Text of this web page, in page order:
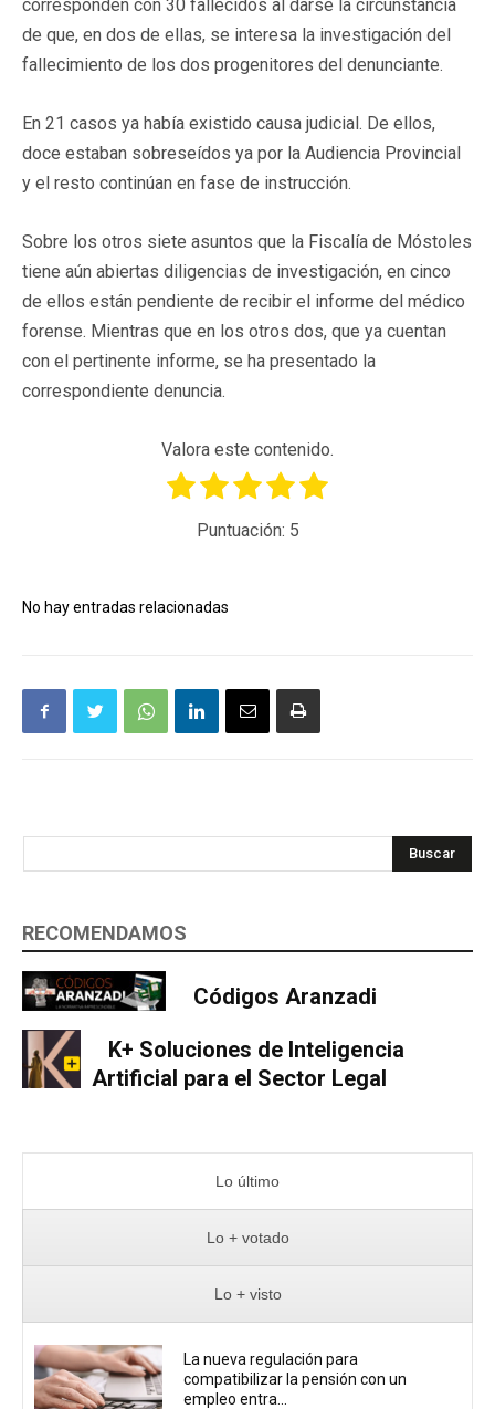
corresponden con 30 fallecidos al darse la circunstancia
de que, en dos de ellas, se interesa la investigación del
fallecimiento de los dos progenitores del denunciante.
En 21 casos ya había existido causa judicial. De ellos,
doce estaban sobreseídos ya por la Audiencia Provincial
y el resto continúan en fase de instrucción.
Sobre los otros siete asuntos que la Fiscalía de Móstoles
tiene aún abiertas diligencias de investigación, en cinco
de ellos están pendiente de recibir el informe del médico
forense. Mientras que en los otros dos, que ya cuentan
con el pertinente informe, se ha presentado la
correspondiente denuncia.
Valora este contenido.
Puntuación: 5
No hay entradas relacionadas
Buscar
RECOMENDAMOS
Códigos Aranzadi
K+ Soluciones de Inteligencia
Artificial para el Sector Legal
Lo último
Lo + votado
Lo + visto
La nueva regulación para
compatibilizar la pensión con un
empleo entra...